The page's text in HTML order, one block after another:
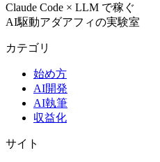
Claude Code × LLM で稼ぐ
AI駆動アダアフィの実験室
カテゴリ
始め方
AI開発
AI執筆
収益化
サイト